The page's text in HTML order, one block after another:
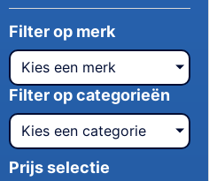
Filter op merk
Kies een merk
Filter op categorieën
Kies een categorie
Prijs selectie